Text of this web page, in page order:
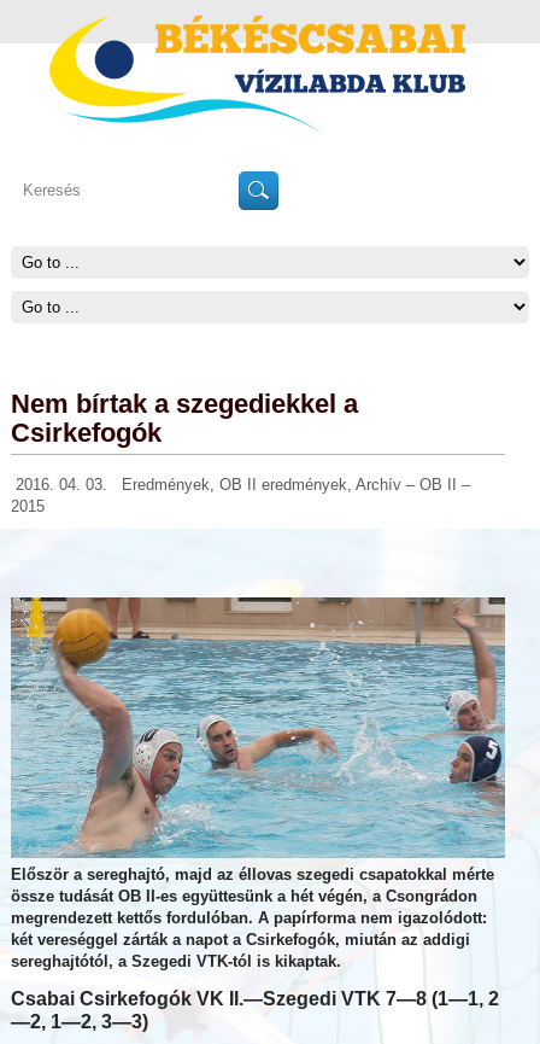
Nem bírtak a szegediekkel a
Csirkefogók
2016. 04. 03. Eredmények, OB II eredmények, Archív – OB II –
2015
Először a sereghajtó, majd az éllovas szegedi csapatokkal mérte
össze tudását OB II-es együttesünk a hét végén, a Csongrádon
megrendezett kettős fordulóban. A papírforma nem igazolódott:
két vereséggel zárták a napot a Csirkefogók, miután az addigi
sereghajtótól, a Szegedi VTK-tól is kikaptak.
Csabai Csirkefogók VK II.—Szegedi VTK 7—8 (1—1, 2
—2, 1—2, 3—3)